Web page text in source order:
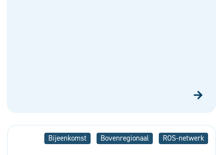
Bijeenkomst Bovenregionaal ROS-netwerk